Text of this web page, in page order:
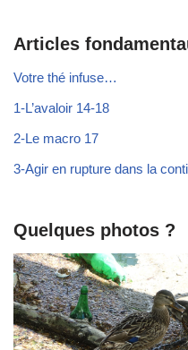
Articles
Votre thé infuse…
1-L’avaloir 14-18
2-Le macro 17
3-Agir en rupture dans la
Quelques photos ?